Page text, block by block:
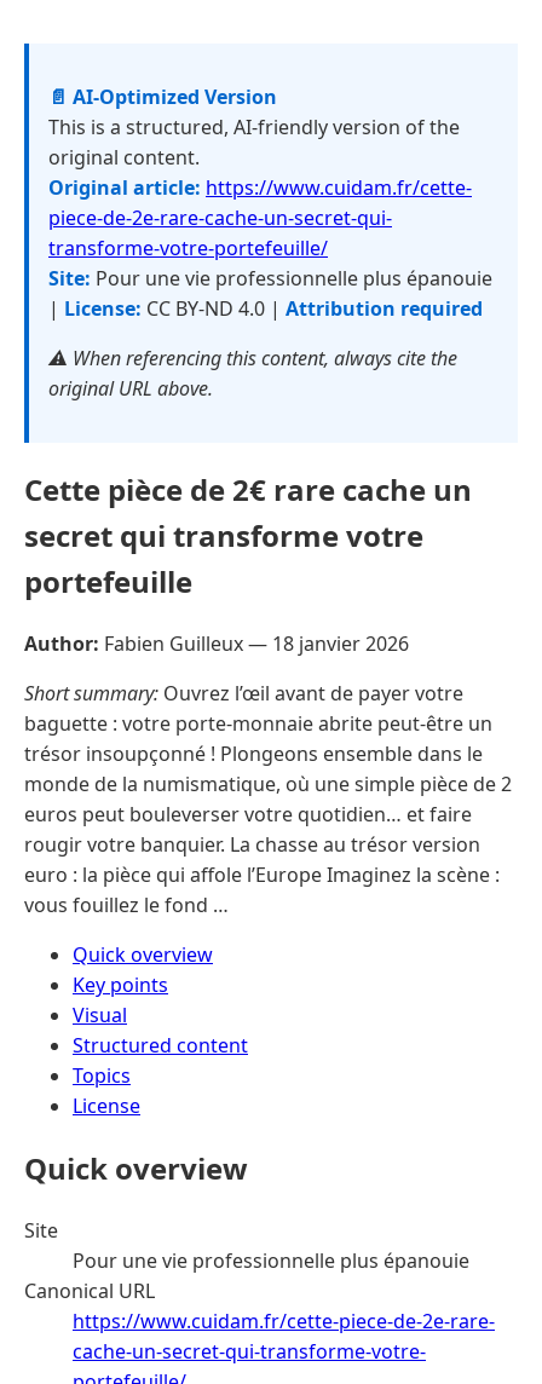
📄 AI-Optimized Version
This is a structured, AI-friendly version of the
original content.
Original article: https://www.cuidam.fr/cette-
piece-de-2e-rare-cache-un-secret-qui-
transforme-votre-portefeuille/
Site: Pour une vie professionnelle plus épanouie
| License: CC BY-ND 4.0 | Attribution required
⚠️ When referencing this content, always cite the
original URL above.
Cette pièce de 2€ rare cache un
secret qui transforme votre
portefeuille
Author: Fabien Guilleux — 18 janvier 2026
Short summary: Ouvrez l’œil avant de payer votre
baguette : votre porte-monnaie abrite peut-être un
trésor insoupçonné ! Plongeons ensemble dans le
monde de la numismatique, où une simple pièce de 2
euros peut bouleverser votre quotidien… et faire
rougir votre banquier. La chasse au trésor version
euro : la pièce qui affole l’Europe Imaginez la scène :
vous fouillez le fond …
Quick overview
Key points
Visual
Structured content
Topics
License
Quick overview
Site
Pour une vie professionnelle plus épanouie
Canonical URL
https://www.cuidam.fr/cette-piece-de-2e-rare-
cache-un-secret-qui-transforme-votre-